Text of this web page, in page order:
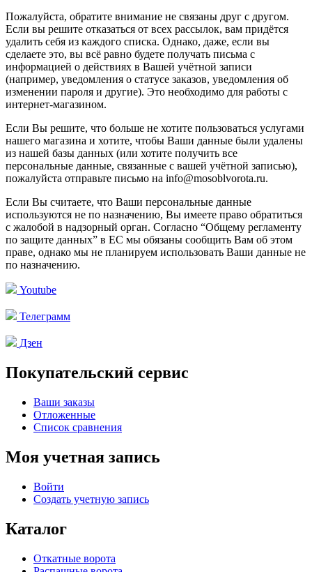
Пожалуйста, обратите внимание не связаны друг с другом.
Если вы решите отказаться от всех рассылок, вам придётся
удалить себя из каждого списка. Однако, даже, если вы
сделаете это, вы всё равно будете получать письма с
информацией о действиях в Вашей учётной записи
(например, уведомления о статусе заказов, уведомления об
изменении пароля и другие). Это необходимо для работы с
интернет-магазином.
Если Вы решите, что больше не хотите пользоваться услугами
нашего магазина и хотите, чтобы Ваши данные были удалены
из нашей базы данных (или хотите получить все
персональные данные, связанные с вашей учётной записью),
пожалуйста отправьте письмо на info@mosoblvorota.ru.
Если Вы считаете, что Ваши персональные данные
используются не по назначению, Вы имеете право обратиться
с жалобой в надзорный орган. Согласно “Общему регламенту
по защите данных” в ЕС мы обязаны сообщить Вам об этом
праве, однако мы не планируем использовать Ваши данные не
по назначению.
Youtube
Телеграмм
Дзен
Покупательский сервис
Ваши заказы
Отложенные
Список сравнения
Моя учетная запись
Войти
Создать учетную запись
Каталог
Откатные ворота